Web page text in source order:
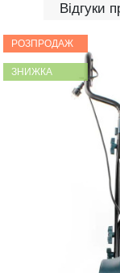
Відгуки
РОЗПРОДАЖ
ЗНИЖКА